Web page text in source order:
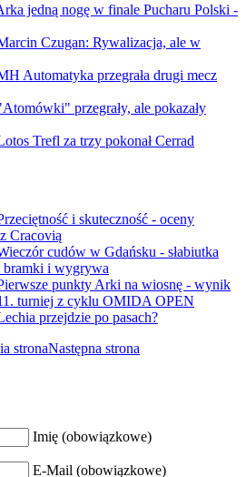
jedną nogę w finale Pucharu Polski -
Czugan: Rywalizacja, ale w
Automatyka przegrała drugi mecz
przegrały, ale pokazały
Trefl za trzy pokonał Cerrad
i skuteczność - oceny
Cracovią
cudów w Gdańsku - słabiutka
bramki i wygrywa
punkty Arki na wiosnę - wynik
turniej z cyklu OMIDA OPEN
przejdzie po pasach?
stronaNastępna strona
Imię (obowiązkowe)
E-Mail (obowiązkowe)